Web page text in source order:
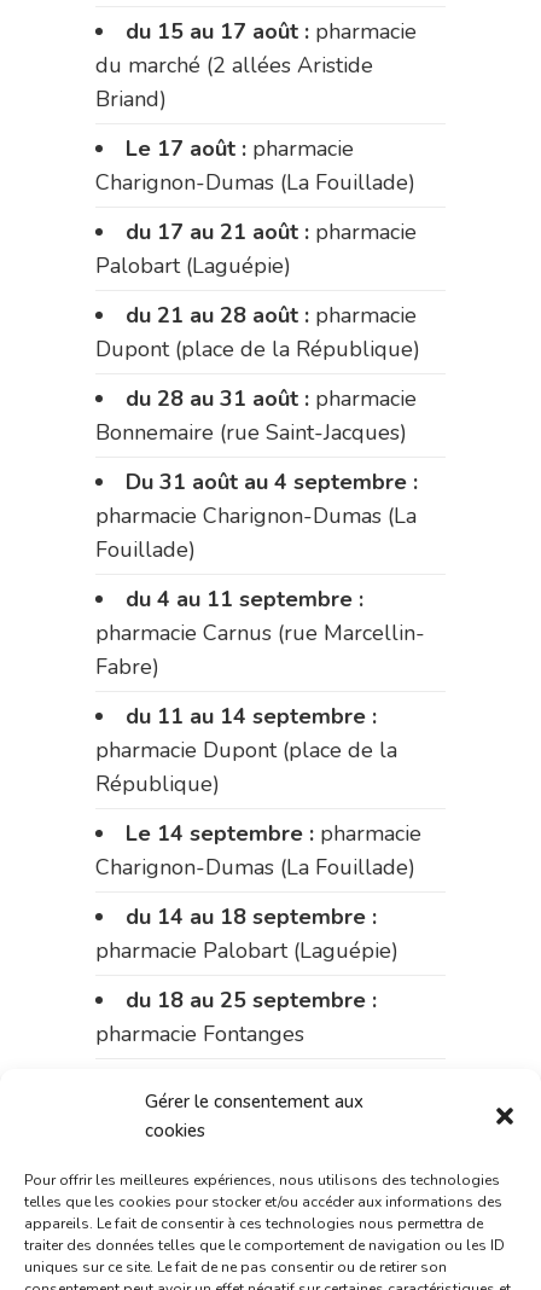
Gérer le consentement aux
cookies
Pour offrir les meilleures expériences, nous utilisons des technologies
telles que les cookies pour stocker et/ou accéder aux informations des
appareils. Le fait de consentir à ces technologies nous permettra de
traiter des données telles que le comportement de navigation ou les ID
uniques sur ce site. Le fait de ne pas consentir ou de retirer son
du 15 au 17 août : pharmacie
du marché (2 allées Aristide
Briand)
Le 17 août : pharmacie
Charignon-Dumas (La Fouillade)
du 17 au 21 août : pharmacie
Palobart (Laguépie)
du 21 au 28 août : pharmacie
Dupont (place de la République)
du 28 au 31 août : pharmacie
Bonnemaire (rue Saint-Jacques)
Du 31 août au 4 septembre :
pharmacie Charignon-Dumas (La
Fouillade)
du 4 au 11 septembre :
pharmacie Carnus (rue Marcellin-
Fabre)
du 11 au 14 septembre :
pharmacie Dupont (place de la
République)
Le 14 septembre : pharmacie
Charignon-Dumas (La Fouillade)
du 14 au 18 septembre :
pharmacie Palobart (Laguépie)
du 18 au 25 septembre :
pharmacie Fontanges
pharmacie du marché (2 allées
Du 28 septembre au 1er
octobre :pharmacie Charignon-
Dumas (La Fouillade)